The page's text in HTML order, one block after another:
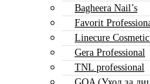
Bagheera Nail’s
Favorit
Linecure
Gera Professional
TNL professional